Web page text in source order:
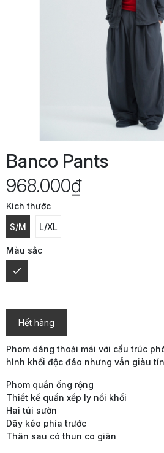
Banco Pants
968.000₫
Kích thước
S/M
L/XL
Màu sắc
Hết hàng
Phom dáng thoải mái với cấu trúc
hình khối độc đáo nhưng vẫn giàu
Phom quần ống rộng
Thiết kế quần xếp ly nổi khối
Hai túi sườn
Dây kéo phía trước
Thân sau có thun co giãn